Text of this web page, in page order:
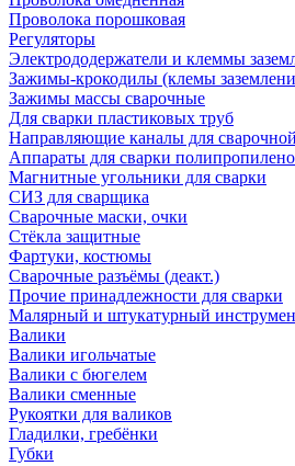
Проволока порошковая
Регуляторы
Электрододержатели и клеммы
Зажимы-крокодилы (клемы
Зажимы массы сварочные
Для сварки пластиковых труб
Направляющие каналы для
Аппараты для сварки
Магнитные угольники для сварки
СИЗ для сварщика
Сварочные маски, очки
Стёкла защитные
Фартуки, костюмы
Сварочные разъёмы (деакт.)
Прочие принадлежности для сварки
Малярный и штукатурный
Валики
Валики игольчатые
Валики с бюгелем
Валики сменные
Рукоятки для валиков
Гладилки, гребёнки
Губки